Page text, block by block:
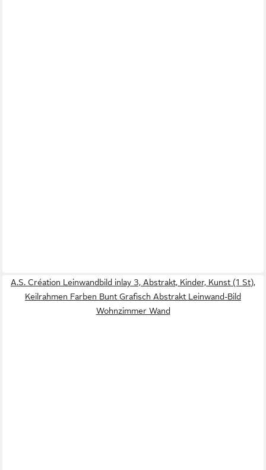
A.S. Création Leinwandbild inlay 3, Abstrakt, Kinder, Kunst (1 St),
Keilrahmen Farben Bunt Grafisch Abstrakt Leinwand-Bild
Wohnzimmer Wand